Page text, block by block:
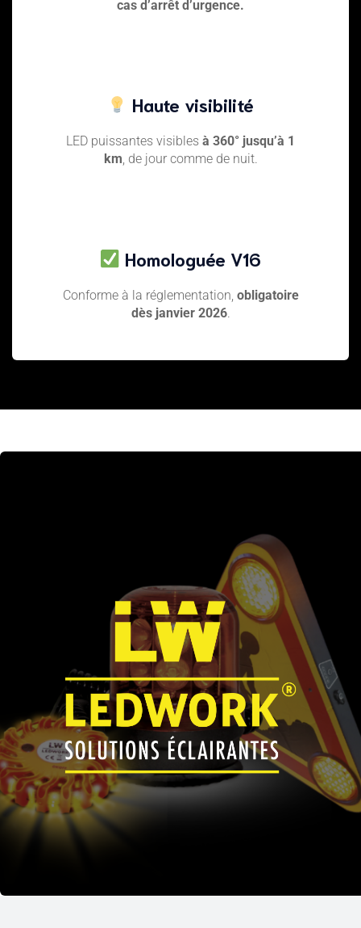
cas d’arrêt d’urgence.
Haute visibilité
LED puissantes visibles à 360° jusqu’à 1
km, de jour comme de nuit.
Homologuée V16
Conforme à la réglementation, obligatoire
dès janvier 2026.